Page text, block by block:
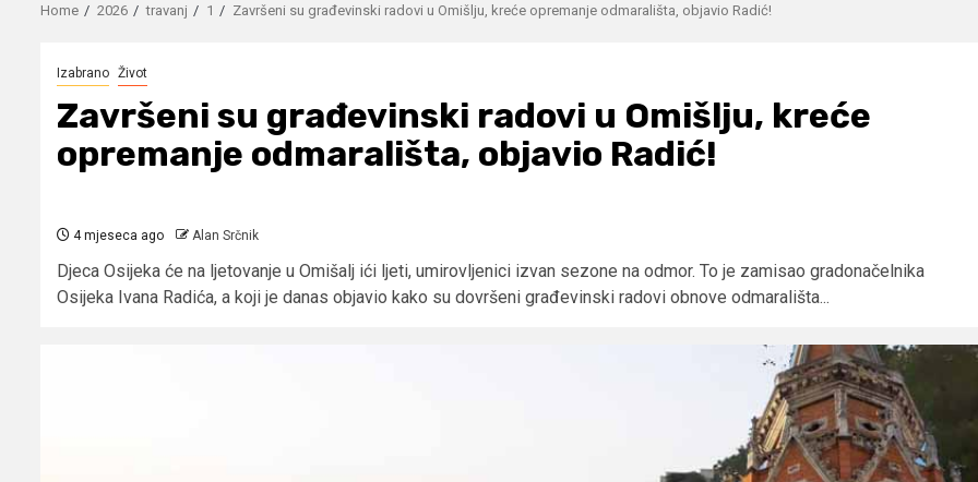
Home 2026 travanj 1 Završeni su građevinski radovi u Omišlju, kreće opremanje odmarališta, objavio Radić!
Izabrano Život
Završeni su građevinski radovi u Omišlju, kreće
opremanje odmarališta, objavio Radić!
4 mjeseca ago Alan Srčnik
Djeca Osijeka će na ljetovanje u Omišalj ići ljeti, umirovljenici izvan sezone na odmor. To je zamisao gradonačelnika
Osijeka Ivana Radića, a koji je danas objavio kako su dovršeni građevinski radovi obnove odmarališta...